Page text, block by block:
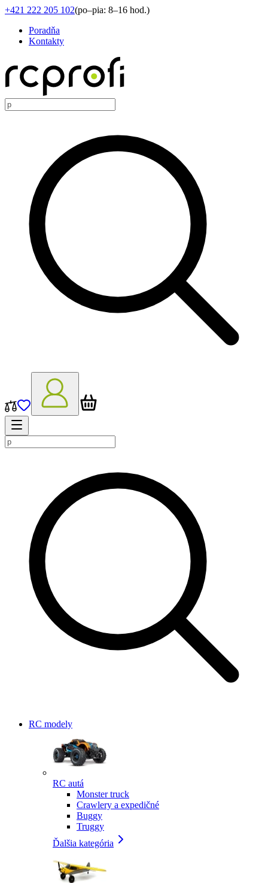
+421 222 205 102(po–pia: 8–16 hod.)
Poradňa
Kontakty
RC modely
RC autá
Monster truck
Crawlery a expedičné
Buggy
Truggy
Ďalšia kategória